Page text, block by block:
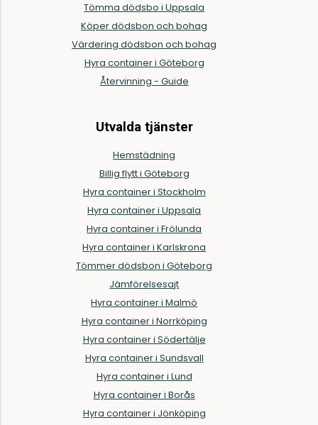
Tömma dödsbo i Uppsala
Köper dödsbon och bohag
Värdering dödsbon och bohag
Hyra container i Göteborg
Återvinning - Guide
Utvalda tjänster
Hemstädning
Billig flytt i Göteborg
Hyra container i Stockholm
Hyra container i Uppsala
Hyra container i Frölunda
Hyra container i Karlskrona
Tömmer dödsbon i Göteborg
Jämförelsesajt
Hyra container i Malmö
Hyra container i Norrköping
Hyra container i Södertälje
Hyra container i Sundsvall
Hyra container i Lund
Hyra container i Borås
Hyra container i Jönköping